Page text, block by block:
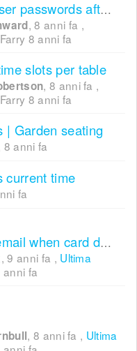
Automatically reset user passwords after 30 days
,8 anni fa ,
8 anni fa
slots per table
, 8 anni fa ,
8 anni fa
| Garden seating
8 anni fa
current time
fa
Send a cancellation email when card detail requirement expires
,9 anni fa , Ultima
anni fa
, 8 anni fa , Ultima